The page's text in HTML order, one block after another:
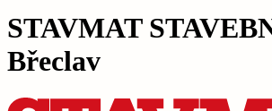
STAVMAT
Břeclav